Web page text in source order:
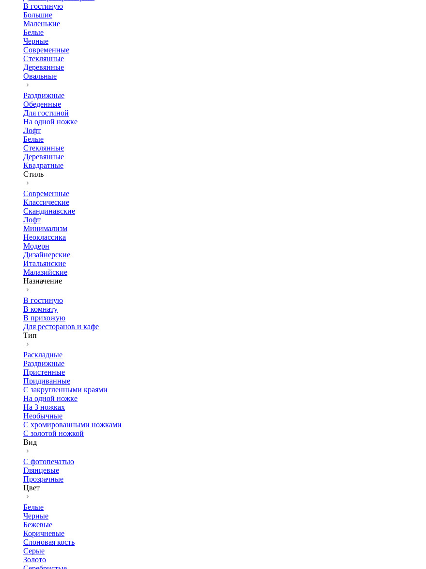
В гостиную
Большие
Маленькие
Белые
Черные
Современные
Стеклянные
Деревянные
Овальные
Раздвижные
Обеденные
Для гостиной
На одной ножке
Лофт
Белые
Стеклянные
Деревянные
Квадратные
Стиль
Современные
Классические
Скандинавские
Лофт
Минимализм
Неоклассика
Модерн
Дизайнерские
Итальянские
Малазийские
Назначение
В гостиную
В комнату
В прихожую
Для ресторанов и кафе
Тип
Раскладные
Раздвижные
Пристенные
Придиванные
С закругленными краями
На одной ножке
На 3 ножках
Необычные
С хромированными ножками
С золотой ножкой
Вид
С фотопечатью
Глянцевые
Прозрачные
Цвет
Белые
Черные
Бежевые
Коричневые
Слоновая кость
Серые
Золото